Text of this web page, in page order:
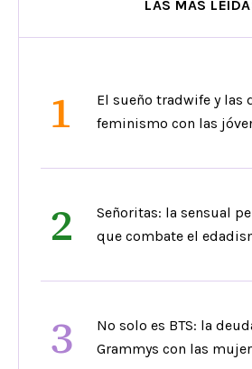
LAS MÁS
1
El sueño tradwife y las
feminismo con las
2
Señoritas: la sensual
que combate el
3
No solo es BTS: la
Grammys con las